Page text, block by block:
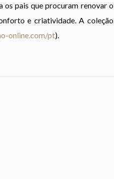
os pais que procuram renovar o
e criatividade. A coleção
online.com/pt).